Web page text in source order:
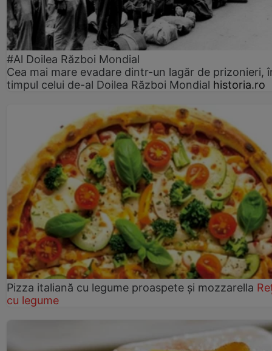
#Al Doilea Război Mondial
Cea mai mare evadare dintr-un lagăr de prizonieri,
timpul celui de-al Doilea Război Mondial historia.ro
Pizza italiană cu legume proaspete și mozzarella
cu legume